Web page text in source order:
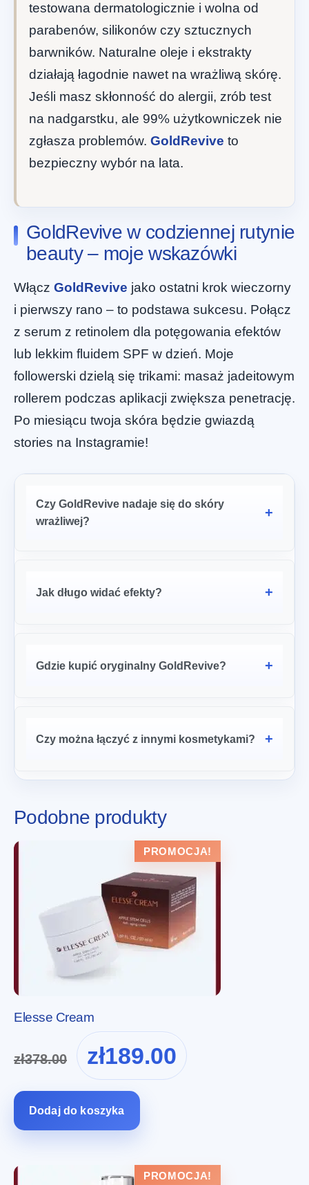
testowana dermatologicznie i wolna od
parabenów, silikonów czy sztucznych
barwników. Naturalne oleje i ekstrakty
działają łagodnie nawet na wrażliwą skórę.
Jeśli masz skłonność do alergii, zrób test
na nadgarstku, ale 99% użytkowniczek nie
zgłasza problemów. GoldRevive to
bezpieczny wybór na lata.
GoldRevive w codziennej rutynie
beauty – moje wskazówki
Włącz GoldRevive jako ostatni krok wieczorny
i pierwszy rano – to podstawa sukcesu. Połącz
z serum z retinolem dla potęgowania efektów
lub lekkim fluidem SPF w dzień. Moje
followerski dzielą się trikami: masaż jadeitowym
rollerem podczas aplikacji zwiększa penetrację.
Po miesiącu twoja skóra będzie gwiazdą
stories na Instagramie!
Czy GoldRevive nadaje się do skóry
wrażliwej?
Jak długo widać efekty?
Gdzie kupić oryginalny GoldRevive?
Czy można łączyć z innymi kosmetykami?
Podobne produkty
PROMOCJA!
Elesse Cream
zł378.00
Pierwotna
cena
wynosiła:
zł189.00
cena
Dodaj do koszyka
PROMOCJA!